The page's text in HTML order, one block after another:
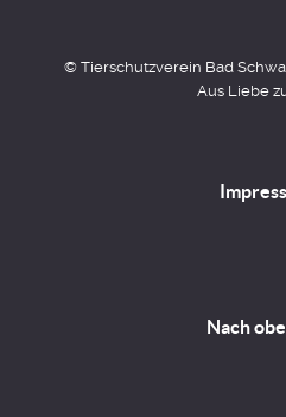
© Tierschutzverein Bad
Aus Liebe
Nach